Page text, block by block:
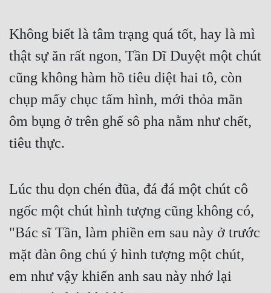
Không biết là tâm trạng quá tốt, hay là mì
thật sự ăn rất ngon, Tần Dĩ Duyệt một chút
cũng không hàm hồ tiêu diệt hai tô, còn
chụp mấy chục tấm hình, mới thỏa mãn
ôm bụng ở trên ghế sô pha nằm như chết,
tiêu thực.
Lúc thu dọn chén đũa, đá đá một chút cô
ngốc một chút hình tượng cũng không có,
"Bác sĩ Tần, làm phiền em sau này ở trước
mặt đàn ông chú ý hình tượng một chút,
em như vậy khiến anh sau này nhớ lại